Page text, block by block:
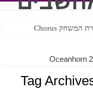
Oceanhorn
Tag